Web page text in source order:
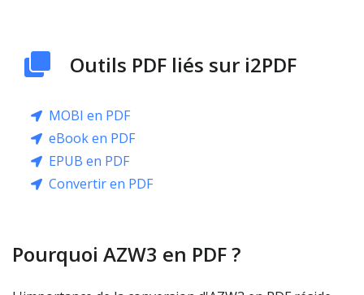
Outils PDF liés sur i2PDF
MOBI en PDF
eBook en PDF
EPUB en PDF
Convertir en PDF
Pourquoi AZW3 en PDF ?